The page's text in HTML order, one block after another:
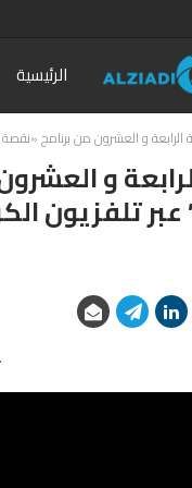
الرئيسية
الرابعة و العشرون من برنامج
و
تلفزيون